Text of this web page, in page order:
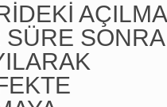
AÇILMA
SÜRE SONRA